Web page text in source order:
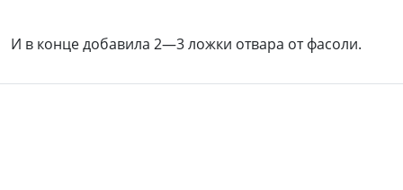
И в конце добавила 2—3 ложки отвара от фасоли.